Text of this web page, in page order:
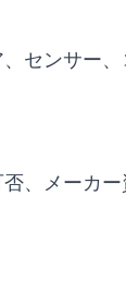
センサー
、メーカ